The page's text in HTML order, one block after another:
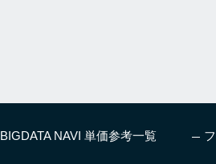
BIGDATA NAVI 単価参考一覧